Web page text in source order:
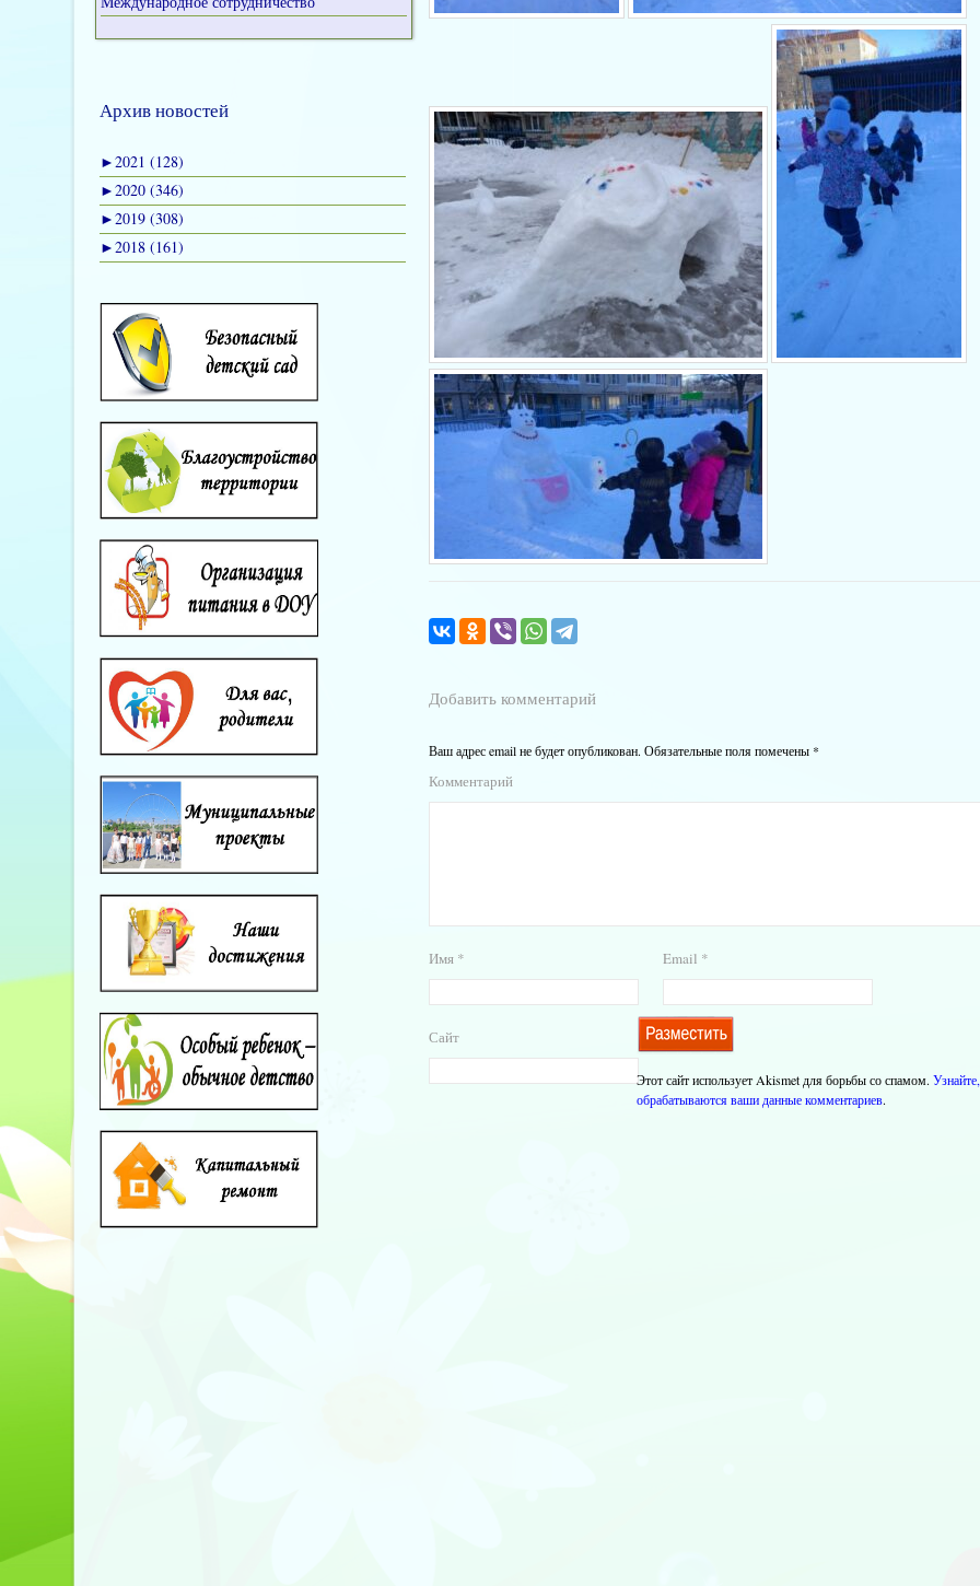
Архив новостей
►2021 (128)
►2020 (346)
►2019 (308)
►2018 (161)
Добавить комментарий
Ваш адрес email не будет опубликован. Обязательные поля помечены *
Комментарий
Имя * Email *
Сайт
Этот сайт использует Akismet для борьбы со спамом.
обрабатываются ваши данные комментариев.